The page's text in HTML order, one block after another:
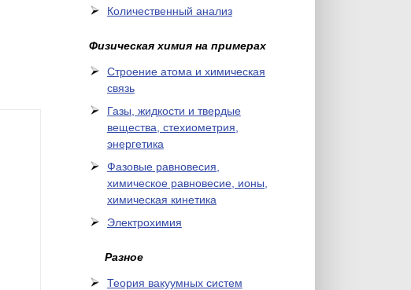
Количественный анализ
Физическая химия на примерах
Cтроение атома и химическая
связь
Газы, жидкости и твердые
вещества, стехиометрия,
энергетика
Фазовые равновесия,
химическое равновесие, ионы,
химическая кинетика
Электрохимия
Разное
Теория вакуумных систем